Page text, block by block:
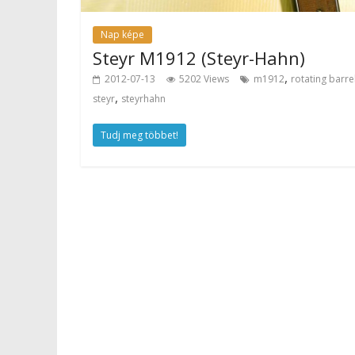
Nap képe
Steyr M1912 (Steyr-Hahn)
2012-07-13 5202 Views m1912, rotating
steyr, steyrhahn
Tudj meg többet!